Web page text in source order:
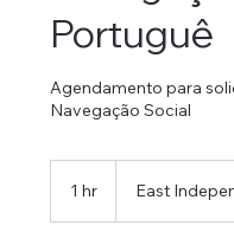
Portuguê
Agendamento para
Navegação Social
1 hr East